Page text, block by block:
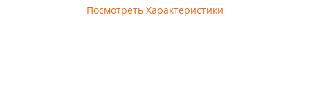
Посмотреть Характеристики